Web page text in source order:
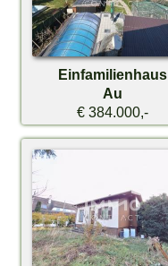
Einfamilienhaus
Au
€ 384.000,-